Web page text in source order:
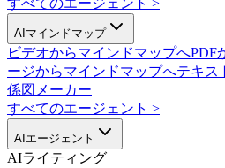
すべてのエージェント >
AIマインドマップ
ビデオからマインドマップへPDF
ージからマインドマップへテキス
係図メーカー
すべてのエージェント >
AIエージェント
AIライティング